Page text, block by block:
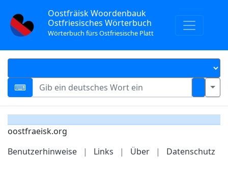
Oostfräisk Woordenbauk
Ostfriesisches Wörterbuch
Wörterbuch fürs Ostfriesische Platt
oostfraeisk.org
Benutzerhinweise
| Links | Über | Datenschutz